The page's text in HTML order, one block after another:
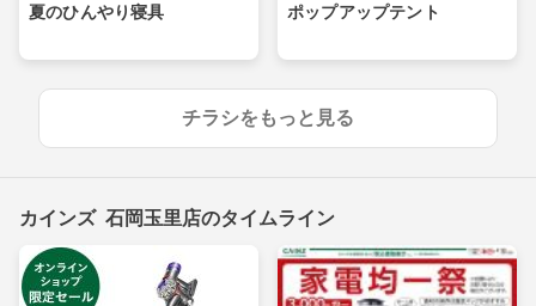
夏のひんやり寝具 ポップアップテント
チラシをもっと見る
カインズ 石岡玉里店のタイムライン